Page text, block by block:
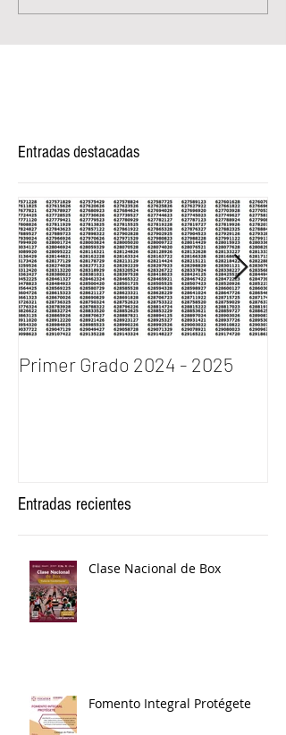
Entradas destacadas
Primer Grado 2024 - 2025
Entradas recientes
Clase Nacional de Box
Fomento Integral Protégete